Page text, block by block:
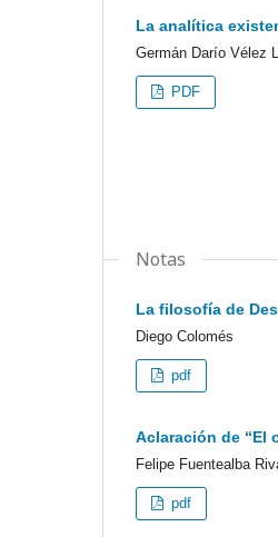
La analítica
Germán Darío Vélez
PDF
Notas
La filosofía de
Diego Colomés
pdf
Aclaración de “El
Felipe Fuentealba
pdf